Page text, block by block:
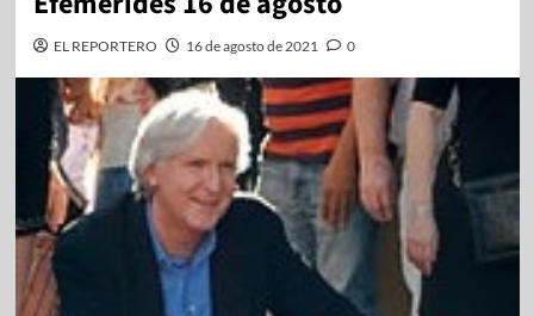
EL REPORTERO 16 de agosto de 2021 0